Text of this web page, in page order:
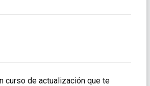
curso de actualización que te